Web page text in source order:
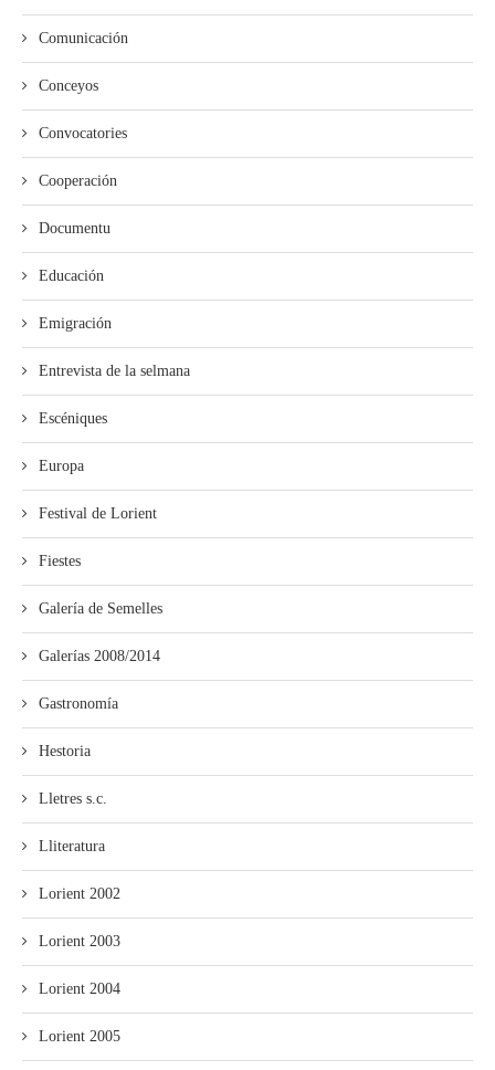
Comunicación
Conceyos
Convocatories
Cooperación
Documentu
Educación
Emigración
Entrevista de la selmana
Escéniques
Europa
Festival de Lorient
Fiestes
Galería de Semelles
Galerías 2008/2014
Gastronomía
Hestoria
Lletres s.c.
Lliteratura
Lorient 2002
Lorient 2003
Lorient 2004
Lorient 2005